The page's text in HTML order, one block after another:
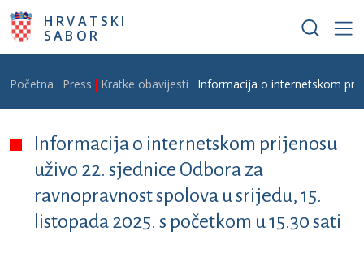
Skoči na glavni sadržaj
HRVATSKI
SABOR
Breadcrumb
Početna Press Kratke obavijesti Informacija o internetskom
Informacija o internetskom prijenosu
uživo 22. sjednice Odbora za
ravnopravnost spolova u srijedu, 15.
listopada 2025. s početkom u 15.30 sati